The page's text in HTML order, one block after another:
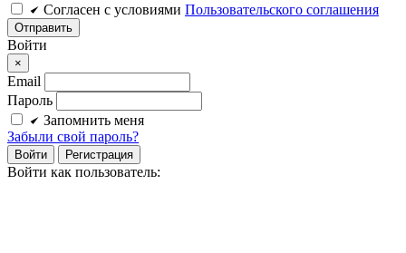
Cогласен c условиями Пользовательского соглашения
Войти
×
Email
Пароль
Запомнить меня
Забыли свой пароль?
Войти Регистрация
Войти как пользователь: